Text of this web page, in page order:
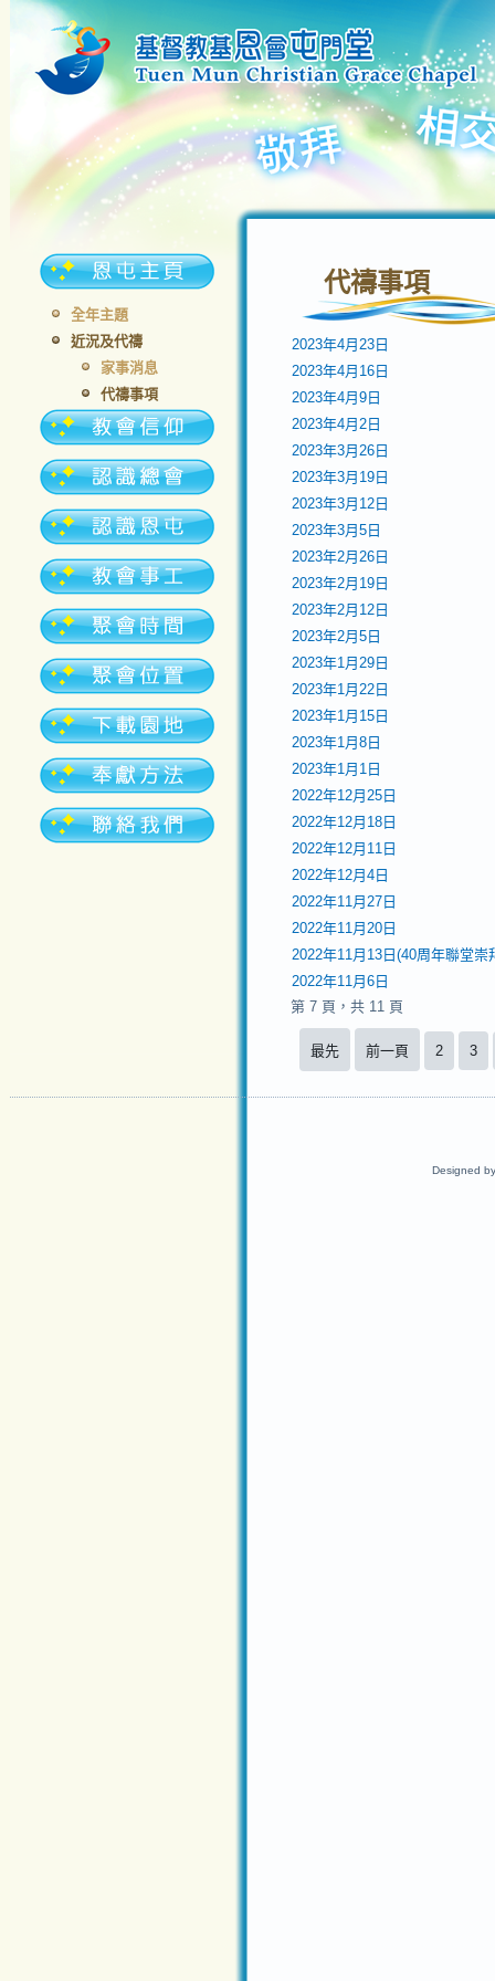
全年主題
近況及代禱
家事消息
代禱事項
代禱事項
2023年4月23日
2023年4月16日
2023年4月9日
2023年4月2日
2023年3月26日
2023年3月19日
2023年3月12日
2023年3月5日
2023年2月26日
2023年2月19日
2023年2月12日
2023年2月5日
2023年1月29日
2023年1月22日
2023年1月15日
2023年1月8日
2023年1月1日
2022年12月25日
2022年12月18日
2022年12月11日
2022年12月4日
2022年11月27日
2022年11月20日
2022年11月13日(40周年聯堂崇
2022年11月6日
第 7 頁，共 11 頁
最先 前一頁 2 3
Designed